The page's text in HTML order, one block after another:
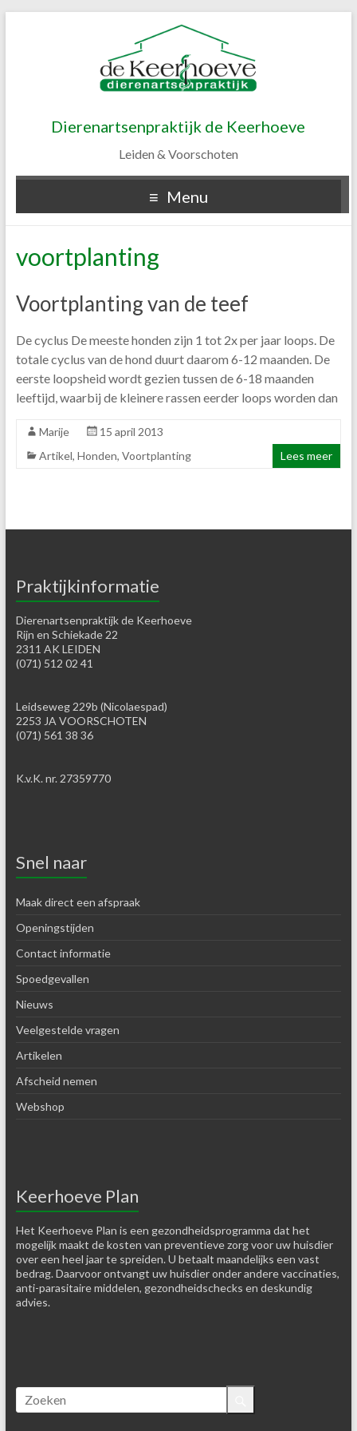
Dierenartsenpraktijk de Keerhoeve
Leiden & Voorschoten
Menu
voortplanting
Voortplanting van de teef
De cyclus De meeste honden zijn 1 tot 2x per jaar loops. De
totale cyclus van de hond duurt daarom 6-12 maanden. De
eerste loopsheid wordt gezien tussen de 6-18 maanden
leeftijd, waarbij de kleinere rassen eerder loops worden dan
Marije
15 april 2013
Artikel, Honden, Voortplanting Lees meer
Praktijkinformatie
Dierenartsenpraktijk de Keerhoeve
Rijn en Schiekade 22
2311 AK LEIDEN
(071) 512 02 41
Leidseweg 229b (Nicolaespad)
2253 JA VOORSCHOTEN
(071) 561 38 36
K.v.K. nr. 27359770
Snel naar
Maak direct een afspraak
Openingstijden
Contact informatie
Spoedgevallen
Nieuws
Veelgestelde vragen
Artikelen
Afscheid nemen
Webshop
Keerhoeve Plan
Het Keerhoeve Plan is een gezondheidsprogramma dat het
mogelijk maakt de kosten van preventieve zorg voor uw huisdier
over een heel jaar te spreiden. U betaalt maandelijks een vast
bedrag. Daarvoor ontvangt uw huisdier onder andere vaccinaties,
anti-parasitaire middelen, gezondheidschecks en deskundig
advies.